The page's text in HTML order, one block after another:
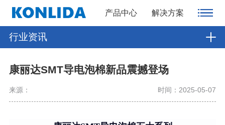
产品中心 解决方案
行业资讯
康丽达SMT导电泡棉新品震撼登场
来源： 时间：2025-05-07